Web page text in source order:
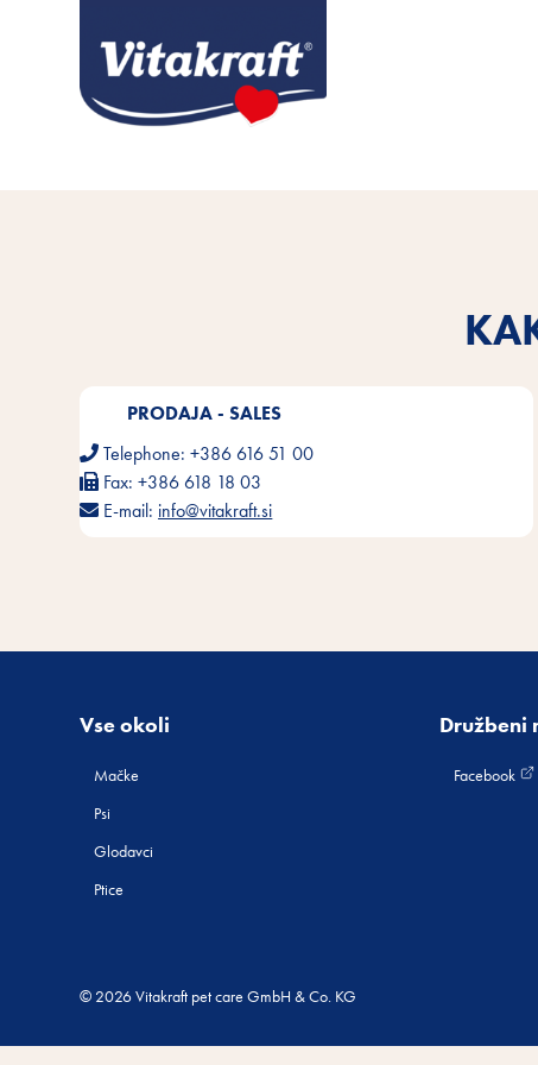
PRODAJA - SALES
Telephone:+386 616 51 00
Fax:+386 618 18 03
E-mail: info@vitakraft.si
Vse okoli
Mačke
Psi
Glodavci
Ptice
Družbeni
Facebook
© 2026 Vitakraft pet care GmbH & Co. KG